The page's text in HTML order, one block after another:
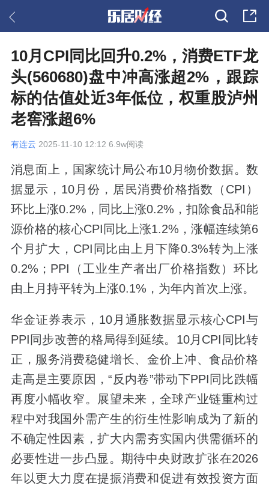
10月CPI同比回升0.2%，消费ETF龙
头(560680)盘中冲高涨超2%，跟踪
标的估值处近3年低位，权重股泸州
老窖涨超6%
有连云 2025-11-10 12:12 6.9w阅读
消息面上，国家统计局公布10月物价数据。数
据显示，10月份，居民消费价格指数（CPI）
环比上涨0.2%，同比上涨0.2%，扣除食品和能
源价格的核心CPI同比上涨1.2%，涨幅连续第6
个月扩大，CPI同比由上月下降0.3%转为上涨
0.2%；PPI（工业生产者出厂价格指数）环比
由上月持平转为上涨0.1%，为年内首次上涨。
华金证券表示，10月通胀数据显示核心CPI与
PPI同步改善的格局得到延续。10月CPI同比转
正，服务消费稳健增长、金价上冲、食品价格
走高是主要原因，“反内卷”带动下PPI同比跌幅
再度小幅收窄。展望未来，全球产业链重构过
程中对我国外需产生的衍生性影响成为了新的
不确定性因素，扩大内需夯实国内供需循环的
必要性进一步凸显。期待中央财政扩张在2026
年以更大力度在提振消费和促进有效投资方面